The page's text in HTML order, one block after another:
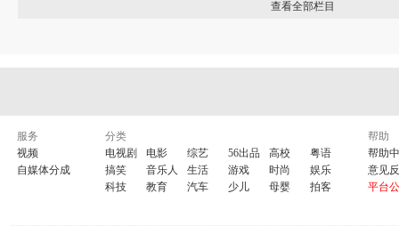
查看全部栏目
服务
视频
自媒体分成
分类
电视剧
电影 综艺 56出品 高校
粤语
搞笑
音乐人 生活 游戏 时尚
娱乐
科技
教育 汽车 少儿 母婴 拍客
帮助
帮助
意见
平台